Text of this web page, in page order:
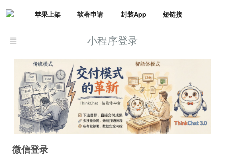
苹果上架 软著申请 封装App 短链接
小程序登录
微信登录